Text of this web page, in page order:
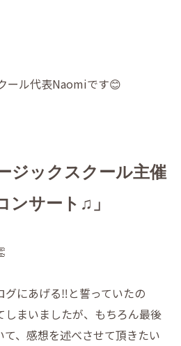
ール代表Naomiです😊
ジックスクール主催
ンサート♫」
にあげる‼️と誓っていたの
まいましたが、もちろん最後
て、感想を述べさせて頂きたい